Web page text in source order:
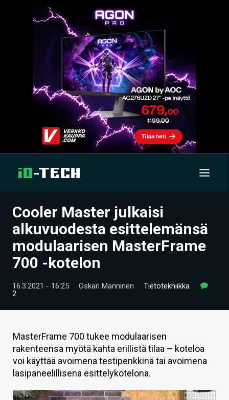
UUTISET
ARTIKKELIT
VIDEOT
TECHBBS
KAUPPA
VAIHDA TEEMA
Cooler Master julkaisi
alkuvuodesta esittelemänsä
modulaarisen MasterFrame
700 -kotelon
16.3.2021 - 16:25 Oskari Manninen
Tietotekniikka
2
MasterFrame 700 tukee modulaarisen
rakenteensa myötä kahta erillistä tilaa – koteloa
voi käyttää avoimena testipenkkinä tai avoimena
lasipaneelillisena esittelykotelona.